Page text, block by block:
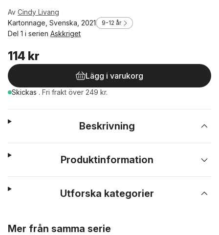
Av Cindy Livang
Kartonnage, Svenska, 2021
9-12 år
Del 1 i serien Askkriget
114 kr
Lägg i varukorg
Skickas . Fri frakt över 249 kr.
Beskrivning
Produktinformation
Utforska kategorier
Mer från samma serie